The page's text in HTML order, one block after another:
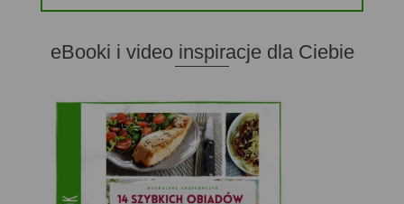
eBooki i video inspiracje dla Ciebie